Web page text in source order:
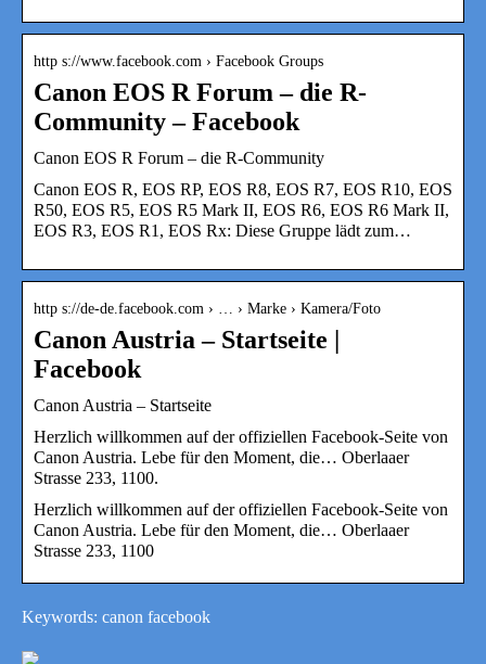
http s://www.facebook.com › Facebook Groups
Canon EOS R Forum – die R-
Community – Facebook
Canon EOS R Forum – die R-Community
Canon EOS R, EOS RP, EOS R8, EOS R7, EOS R10, EOS
R50, EOS R5, EOS R5 Mark II, EOS R6, EOS R6 Mark II,
EOS R3, EOS R1, EOS Rx: Diese Gruppe lädt zum…
http s://de-de.facebook.com › … › Marke › Kamera/Foto
Canon Austria – Startseite |
Facebook
Canon Austria – Startseite
Herzlich willkommen auf der offiziellen Facebook-Seite von
Canon Austria. Lebe für den Moment, die… Oberlaaer
Strasse 233, 1100.
Herzlich willkommen auf der offiziellen Facebook-Seite von
Canon Austria. Lebe für den Moment, die… Oberlaaer
Strasse 233, 1100
Keywords: canon facebook